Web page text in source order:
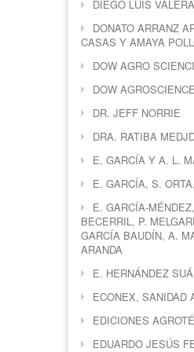
DIEGO LUIS VALERA
DONATO ARRANZ
CASAS Y AMAYA
DOW AGRO
DOW
DR. JEFF NORRIE
DRA. RATIBA
E. GARCÍA Y A. L.
E. GARCÍA, S.
E. GARCÍA-
BECERRIL, P.
GARCÍA BAUDÍN, A.
ARANDA
E. HERNÁNDEZ
ECONEX, SANIDAD
EDICIONES
EDUARDO JESÚS